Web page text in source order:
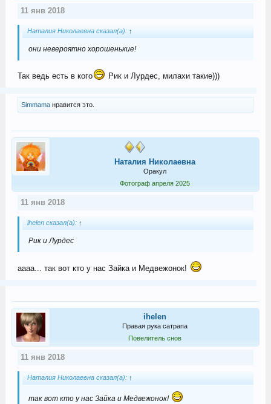
11 янв 2018
Наталия Николаевна сказал(а): ↑
они невероятно хорошенькие!
Так ведь есть в кого Рик и Лурдес, милахи такие)))
Simmamaнравится это.
Наталия Николаевна
Оракул
Фотограф апреля 2025
11 янв 2018
ihelen сказал(а): ↑
Рик и Лурдес
аааа... так вот кто у нас Зайка и Медвежонок!
ihelen
Правая рука сатрапа
Повелитель снов
11 янв 2018
Наталия Николаевна сказал(а): ↑
так вот кто у нас Зайка и Медвежонок!